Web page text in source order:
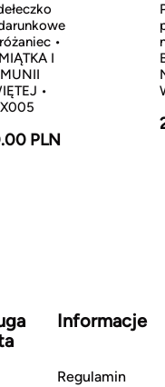
•
I
•
PLN
Informacje
Regulamin